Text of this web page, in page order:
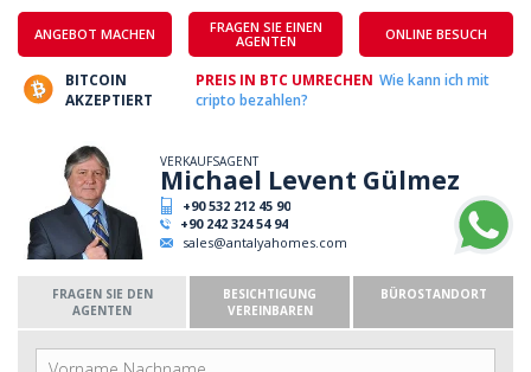
ANGEBOT MACHEN
FRAGEN SIE EINEN
AGENTEN
ONLINE BESUCH
BITCOIN
AKZEPTIERT
PREIS IN BTC UMRECHEN Wie kann ich mit
cripto bezahlen?
VERKAUFSAGENT
Michael Levent Gülmez
+90 532 212 45 90
+90 242 324 54 94
sales@antalyahomes.com
FRAGEN SIE DEN
AGENTEN
BESICHTIGUNG
VEREINBAREN
BÜROSTANDORT